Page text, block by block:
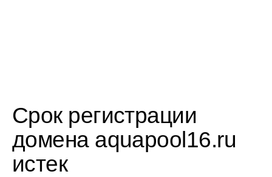
Срок регистрации
домена aquapool16.ru
истек